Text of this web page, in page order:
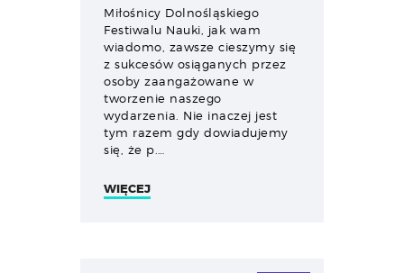
Miłośnicy Dolnośląskiego
Festiwalu Nauki, jak wam
wiadomo, zawsze cieszymy się
z sukcesów osiąganych przez
osoby zaangażowane w
tworzenie naszego
wydarzenia. Nie inaczej jest
tym razem gdy dowiadujemy
się, że p.…
WIĘCEJ